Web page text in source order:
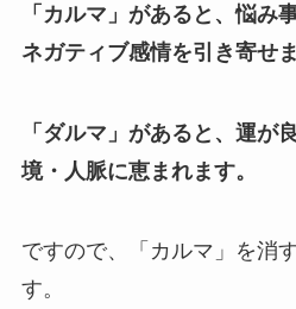
「カルマ」があると、悩み
ネガティブ感情を引き寄せま
「ダルマ」があると、運が
境・人脈に恵まれます。
ですので、「カルマ」を消
す。